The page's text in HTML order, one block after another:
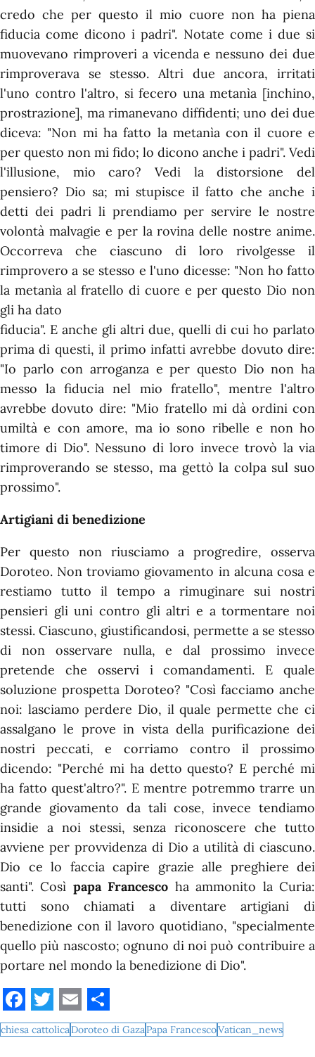
credo che per questo il mio cuore non ha piena
fiducia come dicono i padri". Notate come i due si
muovevano rimproveri a vicenda e nessuno dei due
rimproverava se stesso. Altri due ancora, irritati
l'uno contro l'altro, si fecero una metanìa [inchino,
prostrazione], ma rimanevano diffidenti; uno dei due
diceva: "Non mi ha fatto la metanìa con il cuore e
per questo non mi fido; lo dicono anche i padri". Vedi
l'illusione, mio caro? Vedi la distorsione del
pensiero? Dio sa; mi stupisce il fatto che anche i
detti dei padri li prendiamo per servire le nostre
volontà malvagie e per la rovina delle nostre anime.
Occorreva che ciascuno di loro rivolgesse il
rimprovero a se stesso e l'uno dicesse: "Non ho fatto
la metanìa al fratello di cuore e per questo Dio non
gli ha dato
fiducia". E anche gli altri due, quelli di cui ho parlato
prima di questi, il primo infatti avrebbe dovuto dire:
"Io parlo con arroganza e per questo Dio non ha
messo la fiducia nel mio fratello", mentre l'altro
avrebbe dovuto dire: "Mio fratello mi dà ordini con
umiltà e con amore, ma io sono ribelle e non ho
timore di Dio". Nessuno di loro invece trovò la via
rimproverando se stesso, ma gettò la colpa sul suo
prossimo".
Artigiani di benedizione
Per questo non riusciamo a progredire, osserva
Doroteo. Non troviamo giovamento in alcuna cosa e
restiamo tutto il tempo a rimuginare sui nostri
pensieri gli uni contro gli altri e a tormentare noi
stessi. Ciascuno, giustificandosi, permette a se stesso
di non osservare nulla, e dal prossimo invece
pretende che osservi i comandamenti. E quale
soluzione prospetta Doroteo? "Così facciamo anche
noi: lasciamo perdere Dio, il quale permette che ci
assalgano le prove in vista della purificazione dei
nostri peccati, e corriamo contro il prossimo
dicendo: "Perché mi ha detto questo? E perché mi
ha fatto quest'altro?". E mentre potremmo trarre un
grande giovamento da tali cose, invece tendiamo
insidie a noi stessi, senza riconoscere che tutto
avviene per provvidenza di Dio a utilità di ciascuno.
Dio ce lo faccia capire grazie alle preghiere dei
santi". Così papa Francesco ha ammonito la Curia:
tutti sono chiamati a diventare artigiani di
benedizione con il lavoro quotidiano, "specialmente
quello più nascosto; ognuno di noi può contribuire a
portare nel mondo la benedizione di Dio".
Facebook
Twitter
EmailShare
chiesa cattolicaDoroteo di GazaPapa FrancescoVatican_news